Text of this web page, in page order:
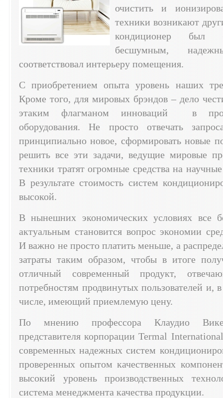
очистить и
техники возникают
кондиционер был
бесшумным,
соответствовал интерьеру помещения.
С приобретением опыта уровень наших
Кроме того, для мировых брэндов – дело
этаким флагманом инноваций в
оборудования. Не просто отвечать
принципиально новое, сформировать новые
решить все эти задачи, ведущие мировые
техники тратят огромные средства на
В результате стоимость систем
высокой.
В нынешних экономических условиях все
актуальным становится вопрос экономии
И важно не просто платить меньше, а
затраты таким образом, чтобы в итоге
отличный современный продукт,
потребностям продвинутых пользователей и,
числе, имеющий приемлемую цену.
По мнению профессора Клаудио
представителя корпорации Termal
современных надежных систем
проверенных опытом качественных
высокий уровень производственных
система менеджмента качества продукции.